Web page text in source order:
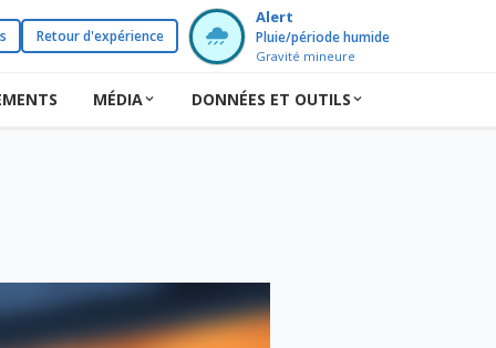
Retour d'expérience
Alert
Pluie/période humide
Gravité mineure
MÉDIA DONNÉES ET OUTILS